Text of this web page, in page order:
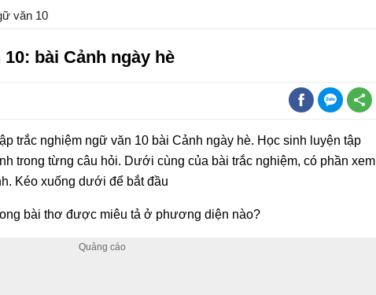
văn 10
bài Cảnh ngày hè
trắc nghiệm ngữ văn 10 bài Cảnh ngày hè. Học sinh luyện tập
trong từng câu hỏi. Dưới cùng của bài trắc nghiệm, có phần xem
Kéo xuống dưới để bắt đầu
bài thơ được miêu tả ở phương diện nào?